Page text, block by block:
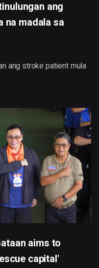
ang
na madala sa
ang stroke patient mula
aims to
capital'